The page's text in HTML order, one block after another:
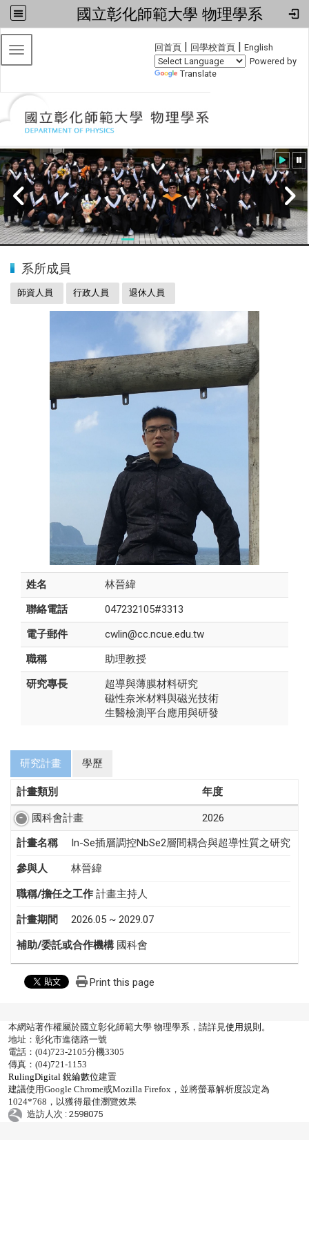
國立彰化師範大學 物理學系
回首頁 | 回學校首頁 | English
Powered by
Translate
Toggle navigation
系所成員
師資人員 行政人員 退休人員
姓名
林晉緯
聯絡電話
047232105#3313
電子郵件
cwlin@cc.ncue.edu.tw
職稱
助理教授
研究專長
超導與薄膜材料研究
磁性奈米材料與磁光技術
生醫檢測平台應用與研發
研究計畫 學歷
計畫類別 年度
國科會計畫
2026
計畫名稱
In-Se插層調控NbSe2層間耦合與超導性質之研究
參與人 林晉緯
職稱/擔任之工作 計畫主持人
計畫期間 2026.05 ~ 2029.07
補助/委託或合作機構 國科會
Print this page
本網站著作權屬於國立彰化師範大學 物理學系，請詳見使用規則 。
地址：彰化市進德路一號
電話：(04)723-2105分機3305
傳真：(04)721-1153
RulingDigital 銳綸數位建置
建議使用Google Chrome或Mozilla Firefox，並將螢幕解析度設定為
1024*768，以獲得最佳瀏覽效果
造訪人次 : 2598075